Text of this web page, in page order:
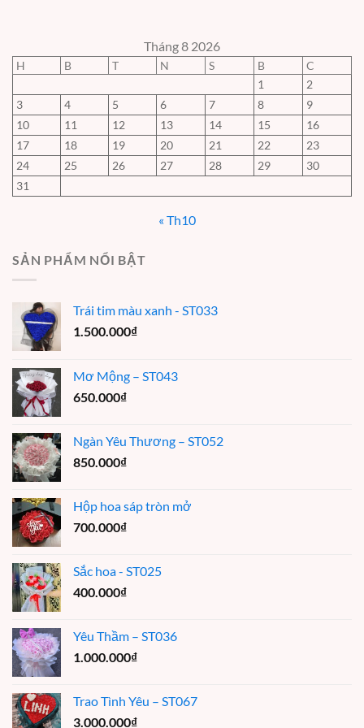
Tháng 8 2026
H B T N S B
C
1
2
3
4 5 6 7 8
9
10
11 12 13 14 15
16
17
18 19 20 21 22
23
24
25 26 27 28 29
30
31
« Th10
SẢN PHẨM NỔI BẬT
Trái tim màu xanh - ST033
1.500.000₫
Mơ Mộng – ST043
650.000₫
Ngàn Yêu Thương – ST052
850.000₫
Hộp hoa sáp tròn mở
700.000₫
Sắc hoa - ST025
400.000₫
Yêu Thầm – ST036
1.000.000₫
Trao Tình Yêu – ST067
3.000.000₫